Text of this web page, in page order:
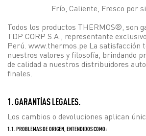
COMBOS
REPUESTOS
NOSOTROS
Frío, Caliente, Fresco por
Todos los productos THERMOS®, son
TDP CORP S.A., representante
Perú. www.thermos.pe La satisfacción
nuestros valores y filosofía, brindando
de calidad a nuestros distribuidores
finales.
1. GARANTÍAS LEGALES.
Los cambios o devoluciones aplican
1.1. PROBLEMAS DE ORIGEN, ENTENDIDOS COMO: